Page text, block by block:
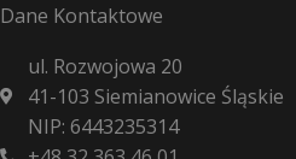
Dane Kontaktowe
ul. Rozwojowa 20
41-103 Siemianowice Śląskie
NIP: 6443235314